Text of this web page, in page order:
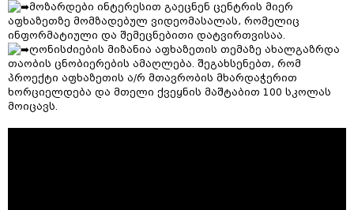
მოზარდები ინტერესით გაეცნენ ცენტრის მიერ
აფხაზეთზე მომზადებულ ვიდეომასალას, რომელიც
ინფორმატიული და შემეცნებითი დატვირთვისაა.
ღონისძიების მიზანია აფხაზეთის თემაზე ახალგაზრდა
თაობის ცნობიერების ამაღლება. შეგახსენებთ, რომ
პროექტი აფხაზეთის ა/რ მთავრობის მხარდაჭერით
ხორციელდება და მთელი ქვეყნის მაშტაბით 100 სკოლას
მოიცავს.